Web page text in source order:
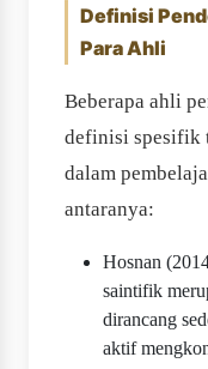
Definisi
Para Ahli
Beberapa ahli
definisi spesifik
dalam
antaranya:
Hosnan
saintifik
dirancang
aktif